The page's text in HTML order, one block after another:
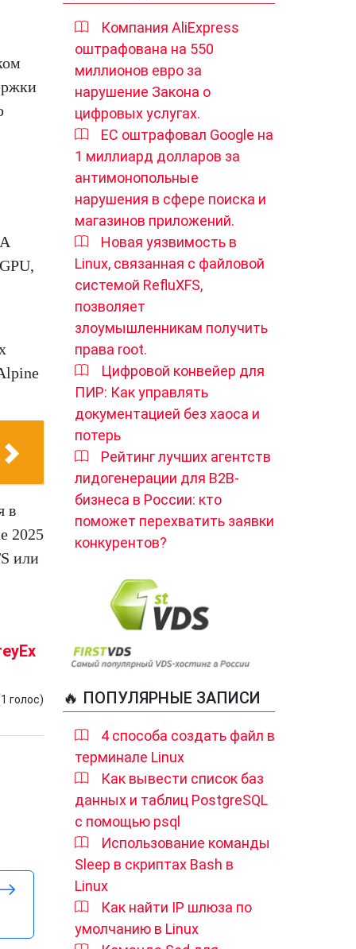
в
2025
или
1 голос)
Компания AliExpress
оштрафована на 550
миллионов евро за
нарушение Закона о
цифровых услугах.
ЕС оштрафовал Google на
1 миллиард долларов за
антимонопольные
нарушения в сфере поиска и
магазинов приложений.
Новая уязвимость в
Linux, связанная с файловой
системой RefluXFS,
позволяет
злоумышленникам получить
права root.
Цифровой конвейер для
ПИР: Как управлять
документацией без хаоса и
потерь
Рейтинг лучших агентств
лидогенерации для B2B-
бизнеса в России: кто
поможет перехватить заявки
конкурентов?
🔥 ПОПУЛЯРНЫЕ ЗАПИСИ
4 способа создать файл в
терминале Linux
Как вывести список баз
данных и таблиц PostgreSQL
с помощью psql
Использование команды
Sleep в скриптах Bash в
Linux
Как найти IP шлюза по
умолчанию в Linux